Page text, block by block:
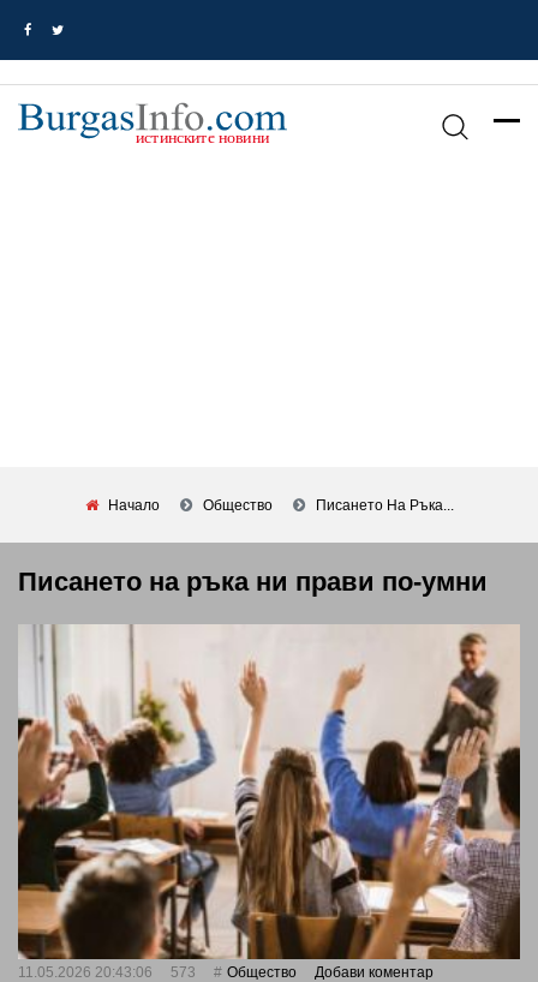
Начало Общество Писането На Ръка...
Писането на ръка ни прави по-умни
11.05.2026 20:43:06 573 Общество Добави коментар